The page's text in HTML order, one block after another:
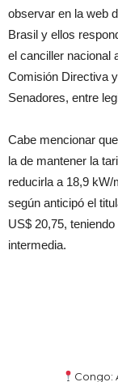
observar en la web
Brasil y ellos
el canciller nacional
Comisión Directiva
Senadores, entre
Cabe mencionar
la de mantener la
reducirla a 18,9
según anticipó el
US$ 20,75,
intermedia.
Congo: